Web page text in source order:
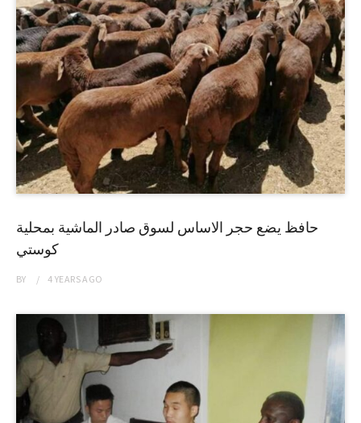
حافظ يضع حجر الاساس لسوق صادر الماشية بمحلية
كوستي
BY 4 YEARSAGO